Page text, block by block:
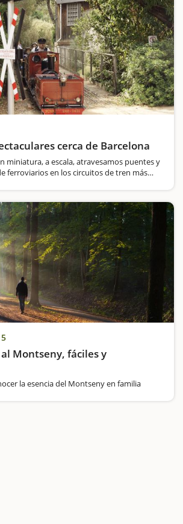
cerca de Barcelona
miniatura, a escala, atravesamos puentes y
ferroviarios en los circuitos de tren más
Montseny, fáciles y
la esencia del Montseny en familia